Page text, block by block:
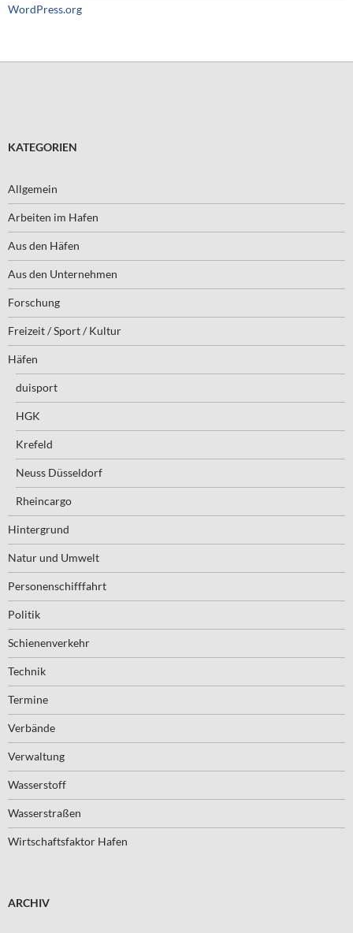
WordPress.org
KATEGORIEN
Allgemein
Arbeiten im Hafen
Aus den Häfen
Aus den Unternehmen
Forschung
Freizeit / Sport / Kultur
Häfen
duisport
HGK
Krefeld
Neuss Düsseldorf
Rheincargo
Hintergrund
Natur und Umwelt
Personenschifffahrt
Politik
Schienenverkehr
Technik
Termine
Verbände
Verwaltung
Wasserstoff
Wasserstraßen
Wirtschaftsfaktor Hafen
ARCHIV